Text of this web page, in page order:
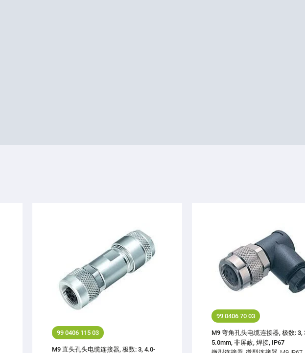
99 0406 115 03
M9 直头孔头电缆连接器, 极数: 3, 4.0-
99 0406 70 03
M9 弯角孔头电缆连接器, 极数: 3,
5.0mm, 非屏蔽, 焊接, IP67